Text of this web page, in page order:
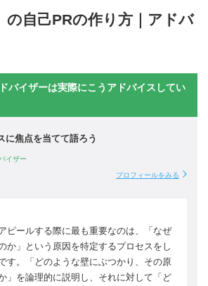
の自己PRの作り方｜アドバ
バイザーは実際にこうアドバイスしてい
に焦点を当てて語ろう
イザー
プロフィールをみる
ピールする際に最も重要なのは、「なぜ
か」という原因を特定するプロセスをし
す。「どのような壁にぶつかり、その原
」を論理的に説明し、それに対して「ど